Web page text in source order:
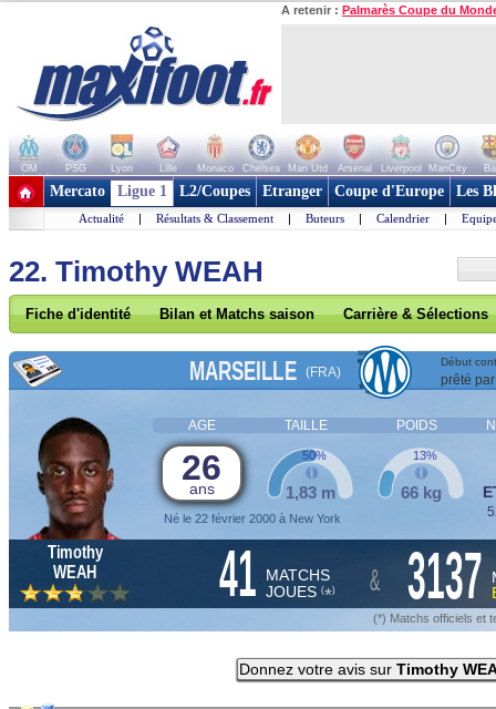
A retenir : Palmarès Coupe du
OM PSG Lyon Lille Monaco Chelsea Man Utd Arsenal Liverpool ManCity
+ de clubs
Mercato Ligue 1 L2/Coupes Etranger Coupe d'Europe Les
Actualité | Résultats & Classement | Buteurs | Calendrier |
22. Timothy WEAH
Fiche d'identité Bilan et Matchs saison Carrière & Sélections
MARSEILLE (FRA)
Début
prêté
AGE TAILLE POIDS
26
ans
Né le 22 février 2000 à New York
1,83 m
50%
66 kg
13%
Timothy
WEAH
41 MATCHS
JOUES (*) & 3137
(*) Matchs officiels et
Donnez votre avis sur Timothy